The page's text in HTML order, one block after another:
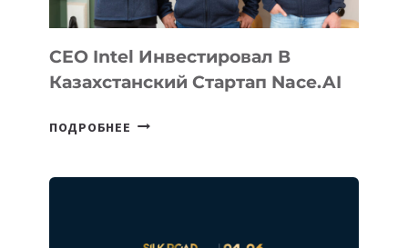
CEO Intel Инвестировал В
Казахстанский Стартап Nace.AI
ПОДРОБНЕЕ CEO